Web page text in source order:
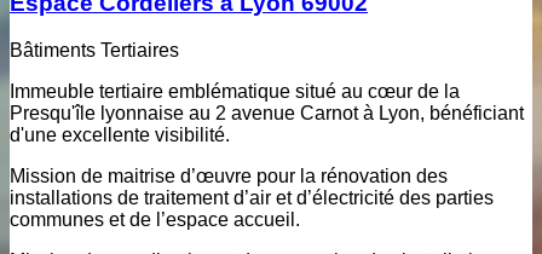
Bâtiments Tertiaires
Immeuble tertiaire emblématique situé au cœur de la
Presqu'île lyonnaise au 2 avenue Carnot à Lyon, bénéficiant
d'une excellente visibilité.
Mission de maitrise d’œuvre pour la rénovation des
installations de traitement d’air et d’électricité des parties
communes et de l’espace accueil.